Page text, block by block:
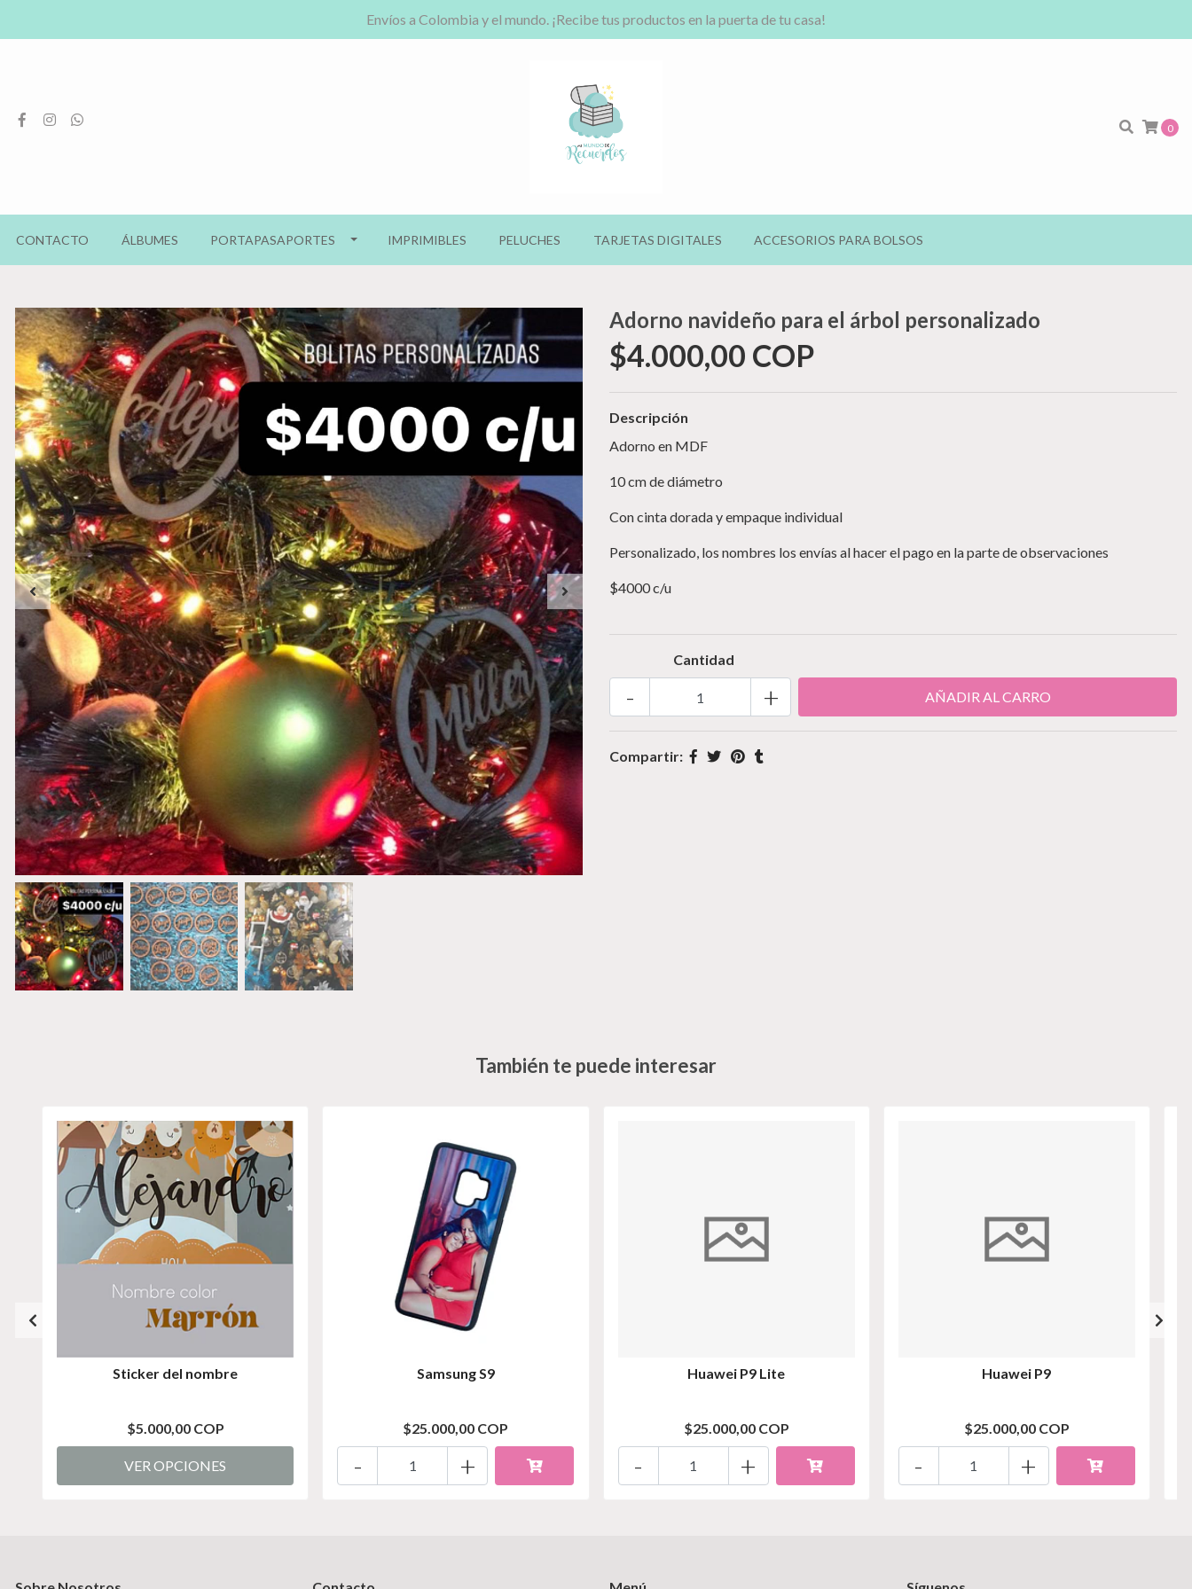
Envíos a Colombia y el mundo. ¡Recibe tus productos en la puerta de tu casa!
0
CONTACTO ÁLBUMES PORTAPASAPORTES IMPRIMIBLES PELUCHES TARJETAS DIGITALES ACCESORIOS PARA BOLSOS
Adorno navideño para el árbol personalizado
$4.000,00 COP
Descripción
Adorno en MDF
10 cm de diámetro
Con cinta dorada y empaque individual
Personalizado, los nombres los envías al hacer el pago en la parte de observaciones
$4000 c/u
Cantidad
+
-
Compartir:
También te puede interesar
Sticker del nombre
$5.000,00 COP
VER OPCIONES
Samsung S9
$25.000,00 COP
+
-
Huawei P9 Lite
$25.000,00 COP
+
-
Huawei P9
$25.000,00 COP
+
-